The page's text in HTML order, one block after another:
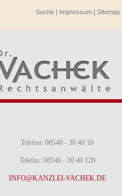
Suche| Impressum| Sitemap
Telefon: 08546 - 30 40 10
Telefax: 08546 - 30 40 120
INFO@KANZLEI-VACHEK.DE